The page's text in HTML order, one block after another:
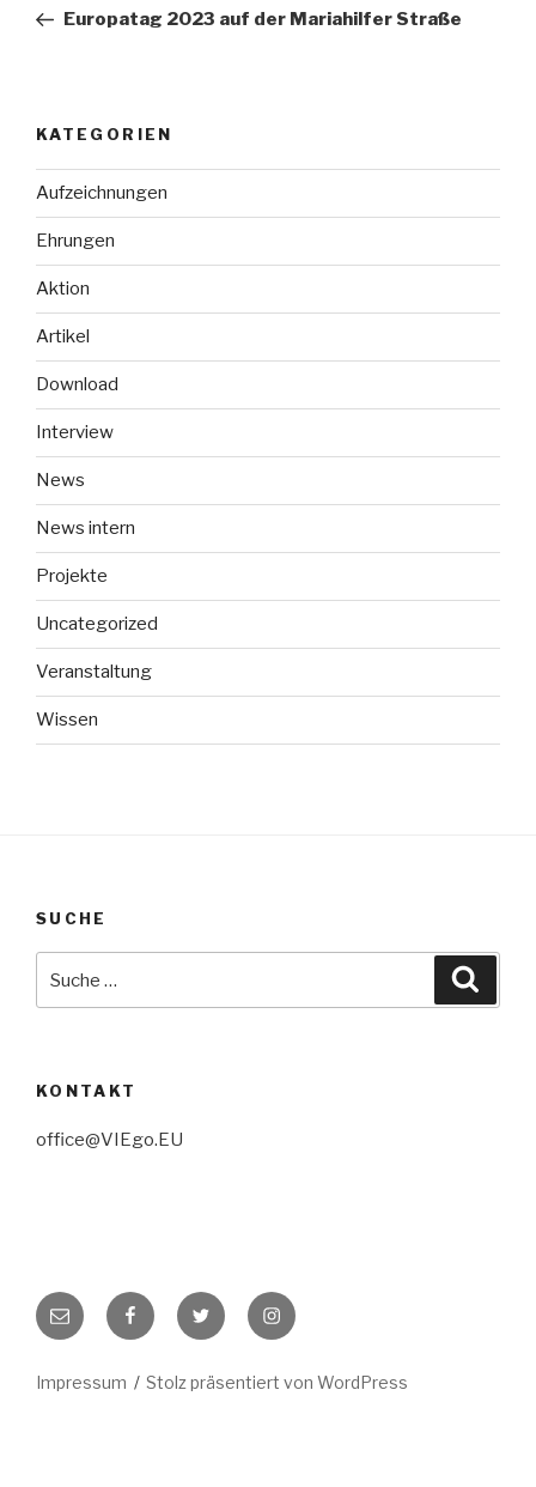
Beitrag
Europatag 2023 auf der Mariahilfer Straße
KATEGORIEN
Aufzeichnungen
Ehrungen
Aktion
Artikel
Download
Interview
News
News intern
Projekte
Uncategorized
Veranstaltung
Wissen
SUCHE
KONTAKT
office@VIEgo.EU
E-
Mail
FacebookTwitter Instagram
Impressum Stolz präsentiert von WordPress